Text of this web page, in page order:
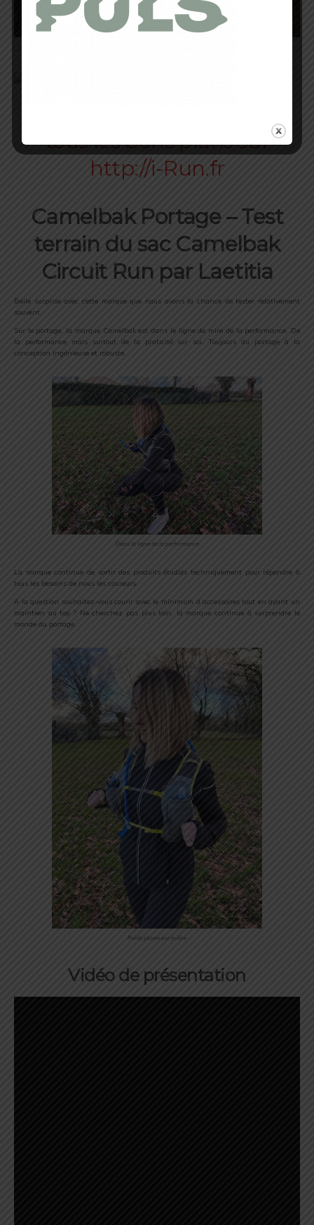
Camelbak Portage – Test
terrain du sac Camelbak
Circuit Run par Laetitia
Belle surprise avec cette marque que nous avons la chance de tester relativement
souvent.
Sur le portage, la marque Camelbak est dans le ligne de mire de la performance. De
la performance mais surtout de la praticité sur soi. Toujours du portage à la
conception ingénieuse et robuste.
Dans la ligne de la performance
La marque continue de sortir des produits étudiés techniquement pour répondre à
tous les besoins de nous les coureurs.
A la question souhaitez-vous courir avec le minimum d’accessoires tout en ayant un
maintien au top ? Ne cherchez pas plus loin, la marque continue à surprendre le
monde du portage.
Poids plume sur le dos
Vidéo de présentation